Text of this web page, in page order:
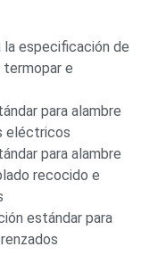
la especificación de
e
para alambre
eléctricos
para alambre
recocido e
estándar para